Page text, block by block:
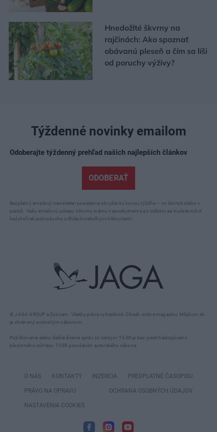
Hnedožlté škvrny na
rajčinách: Ako spoznať
obávanú pleseň a čím sa líši
od poruchy výživy?
© JAGA GROUP a Zoznam. Všetky práva vyhradené. Obsah online magazínu Môjdom.sk
je chránený autorským zákonom.
Publikovanie alebo ďalšie šírenie správ zo zdrojov TASR je bez predchádzajúceho
písomného súhlasu TASR porušením autorského zákona.
Týždenné novinky emailom
Odoberajte týždenný prehľad našich najlepších článkov
ODOBERAŤ
Bezplatný emailový newsletter posielame obvykle ku koncu týždňa – vo štvrtok alebo v
piatok. Vašu emailovú adresu nikomu inému neposkytneme a z odberu sa budete môcť
kedykoľvek jednoducho odhlásiť niekoľkými kliknutiami.
O NÁS KONTAKTY INZERCIA PREDPLATNÉ ČASOPISU
PRÁVO NA OPRAVU OCHRANA OSOBNÝCH ÚDAJOV
NASTAVENIA COOKIES